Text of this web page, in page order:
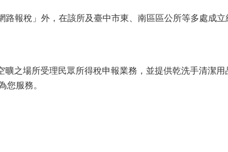
稅」外，在該所及臺中市東、南區區公所等多處成立
場所受理民眾所得稅申報業務，並提供乾洗手清潔用
您服務。